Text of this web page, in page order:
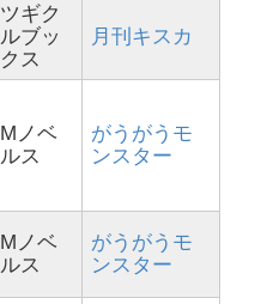
ツギク
ルブッ
クス
月刊キスカ
Mノベ
ルス
がうがうモ
ンスター
Mノベ
ルス
がうがうモ
ンスター